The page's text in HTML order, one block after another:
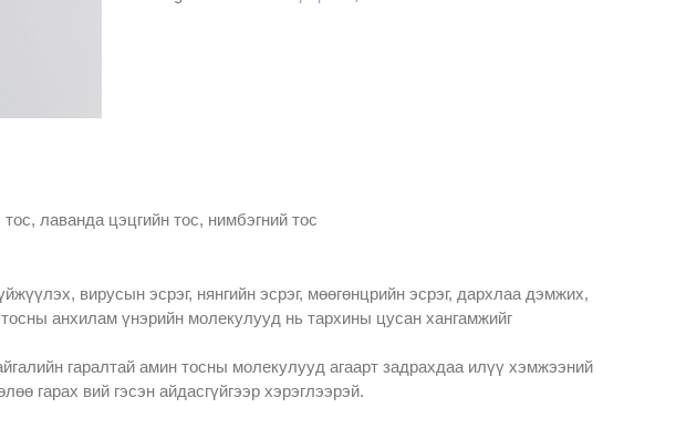
лаванда цэцгийн тос, нимбэгний тос
вирусын эсрэг, нянгийн эсрэг, мөөгөнцрийн эсрэг, дархлаа дэмжих,
анхилам үнэрийн молекулууд нь тархины цусан хангамжийг
гаралтай амин тосны молекулууд агаарт задрахдаа илүү хэмжээний
гарах вий гэсэн айдасгүйгээр хэрэглээрэй.